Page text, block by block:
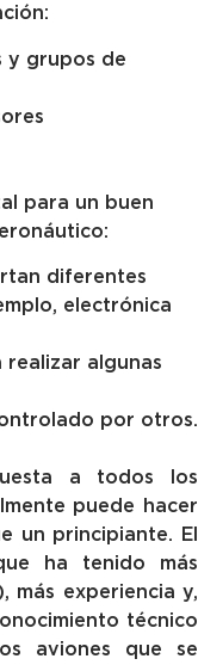
y grupos de
para un buen
diferentes
electrónica
algunas
por otros.
a todos los
puede hacer
un principiante. El
ha tenido más
más experiencia y,
técnico
aviones que se